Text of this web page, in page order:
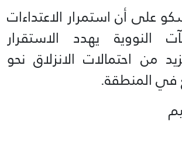
على أن استمرار الاعتداءات
النووية يهدد الاستقرار
من احتمالات الانزلاق نحو
في المنطقة.